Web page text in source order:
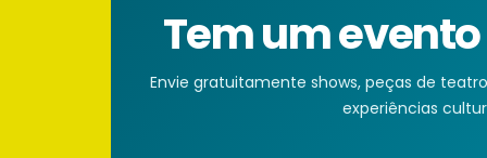
Tem um
Envie gratuitamente shows, peças de
experiências